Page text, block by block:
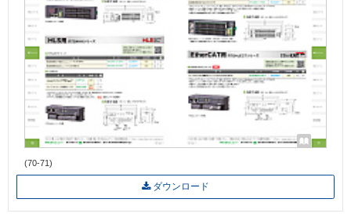
(70-71)
ダウンロード